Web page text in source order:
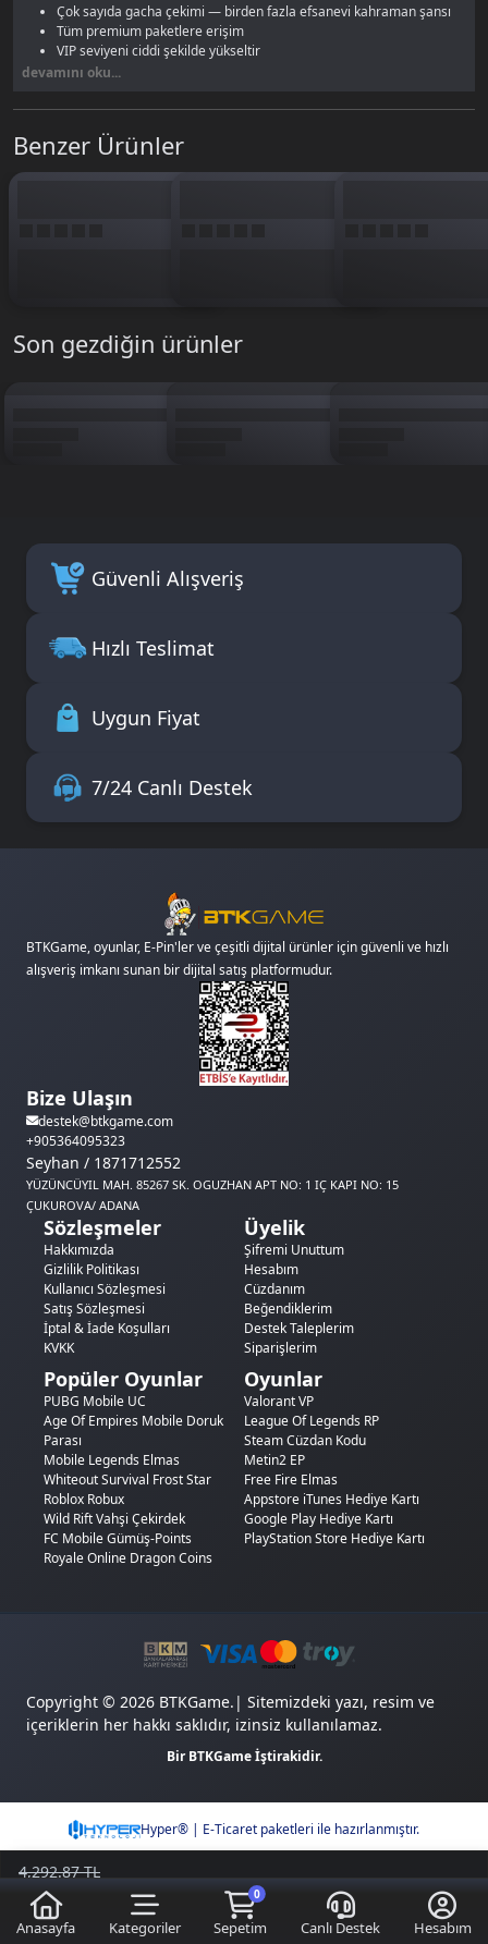
4,292.87 TL
3,957.07 TL
Kazancımı Gör 335,80 TL
Sepete Ekle
Çok sayıda gacha çekimi — birden fazla efsanevi kahraman şansı
Tüm premium paketlere erişim
VIP seviyeni ciddi şekilde yükseltir
Aktif oyuncuların standart büyük alım miktarı
6600 elmas ile Pasha Fencer'da hem kahraman hem donanım yatırımını
yatırımını planlayabilirsin.
devamını oku...
Benzer Ürünler
Son gezdiğin ürünler
Anasayfa Kategoriler
0
Sepetim Canlı Destek Hesabım
Güvenli Alışveriş
Hızlı Teslimat
Uygun Fiyat
7/24 Canlı Destek
BTKGame, oyunlar, E-Pin'ler ve çeşitli dijital ürünler için güvenli ve hızlı
alışveriş imkanı sunan bir dijital satış platformudur.
Bize Ulaşın
destek@btkgame.com
+905364095323
Seyhan / 1871712552
YÜZÜNCÜYIL MAH. 85267 SK. OGUZHAN APT NO: 1 IÇ KAPI NO: 15
ÇUKUROVA/ ADANA
Sözleşmeler
Hakkımızda
Gizlilik Politikası
Kullanıcı Sözleşmesi
Satış Sözleşmesi
İptal & İade Koşulları
KVKK
Üyelik
Şifremi Unuttum
Hesabım
Cüzdanım
Beğendiklerim
Destek Taleplerim
Siparişlerim
Popüler Oyunlar
PUBG Mobile UC
Age Of Empires Mobile Doruk
Parası
Mobile Legends Elmas
Whiteout Survival Frost Star
Roblox Robux
Wild Rift Vahşi Çekirdek
FC Mobile Gümüş-Points
Royale Online Dragon Coins
Oyunlar
Valorant VP
League Of Legends RP
Steam Cüzdan Kodu
Metin2 EP
Free Fire Elmas
Appstore iTunes Hediye Kartı
Google Play Hediye Kartı
PlayStation Store Hediye Kartı
Copyright © 2026 BTKGame.| Sitemizdeki yazı, resim ve
içeriklerin her hakkı saklıdır, izinsiz kullanılamaz.
Bir BTKGame İştirakidir.
Hyper® | E-Ticaret paketleri ile hazırlanmıştır.